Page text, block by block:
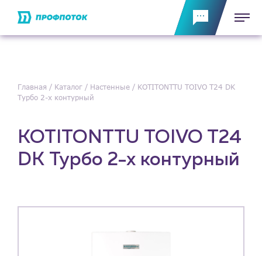
Главная Каталог Настенные
KOTITONTTU TOIVO T24 DK
Турбо 2-х контурный
KOTITONTTU TOIVO T24
DK Турбо 2-х контурный